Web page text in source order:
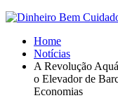
Home
Notícias
A Revolução
o Elevador de
Economias